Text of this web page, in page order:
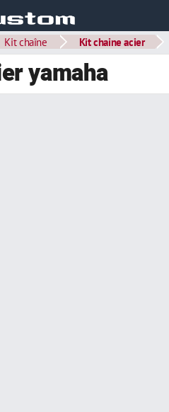
Kit chaîne Kit chaine acier
yamaha